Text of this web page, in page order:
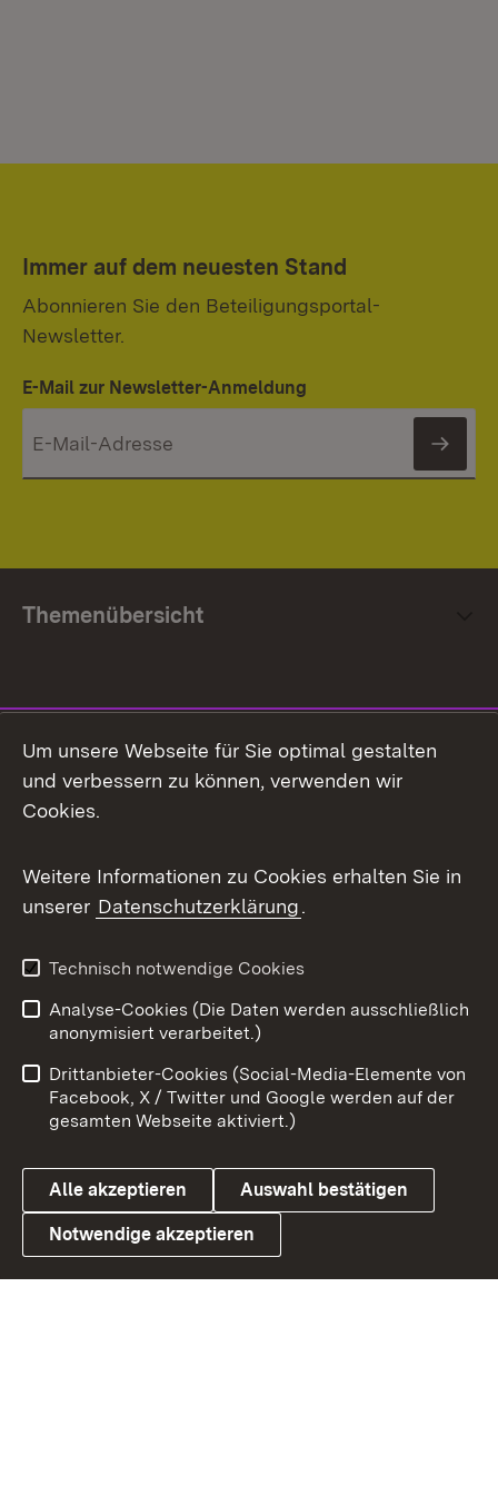
Immer auf dem neuesten Stand
Abonnieren Sie den Beteiligungsportal-
Newsletter.
E-Mail zur Newsletter-Anmeldung
Themenübersicht
Facebook
X / Twitter
Youtube
Link zum Landesportal
Impressum
Kontakt
Barrierefreiheit
Datenschutz
Cookies
Um unsere Webseite für Sie optimal gestalten
und verbessern zu können, verwenden wir
Cookies.
Weitere Informationen zu Cookies erhalten Sie in
unserer Datenschutzerklärung.
Technisch notwendige Cookies
Analyse-Cookies (Die Daten werden ausschließlich
anonymisiert verarbeitet.)
Drittanbieter-Cookies (Social-Media-Elemente von
Facebook, X / Twitter und Google werden auf der
gesamten Webseite aktiviert.)
Alle akzeptieren Auswahl bestätigen
Notwendige akzeptieren